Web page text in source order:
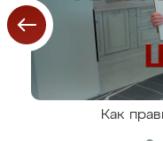
Как